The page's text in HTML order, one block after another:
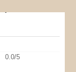
0.0/5